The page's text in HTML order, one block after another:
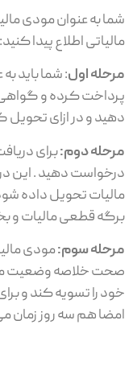
شما به عنوان مودی
مالیاتی اطلاع پیدا کنید:
مرحله اول: شما باید
پرداخت کرده و گواهی
دهید و در ازای تحویل
مرحله دوم:برای
درخواست دهید . این
مالیات تحویل داده
برگه قطعی مالیات و
مرحله سوم:مودی
خود را تسویه کند و
امضا هم سه روز زمان